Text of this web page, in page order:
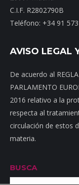
C.I.F. R2802790B
Teléfono: +34 91
AVISO LEGAL
De acuerdo al
PARLAMENTO
2016 relativo a la
respecta al
circulación de estos
materia.
BUSCA